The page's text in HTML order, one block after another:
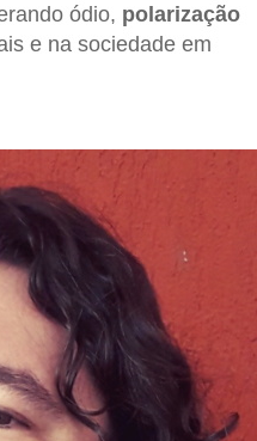
ódio, polarização
e na sociedade em